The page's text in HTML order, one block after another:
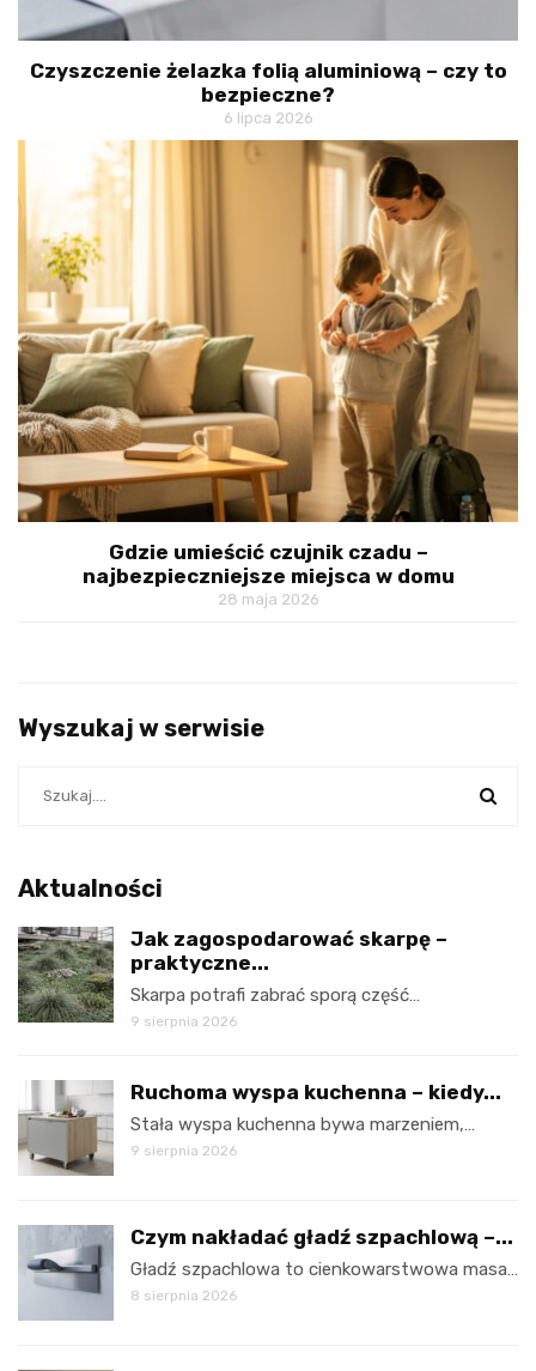
Czyszczenie żelazka folią aluminiową – czy to
bezpieczne?
6 lipca 2026
Gdzie umieścić czujnik czadu –
najbezpieczniejsze miejsca w domu
28 maja 2026
Wyszukaj w serwisie
Aktualności
Jak zagospodarować skarpę –
praktyczne...
Skarpa potrafi zabrać sporą część…
9 sierpnia 2026
Ruchoma wyspa kuchenna – kiedy...
Stała wyspa kuchenna bywa marzeniem,…
9 sierpnia 2026
Czym nakładać gładź szpachlową –...
Gładź szpachlowa to cienkowarstwowa masa…
8 sierpnia 2026